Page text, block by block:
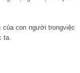
con người trongviệc
ta.